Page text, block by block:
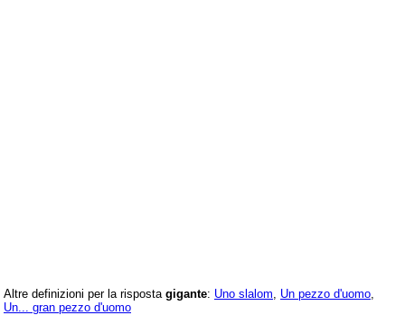
Altre definizioni per la risposta gigante: Uno slalom Un pezzo d'uomo
Un... gran pezzo d'uomo